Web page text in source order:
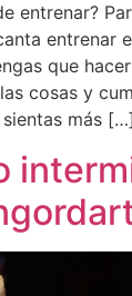
entrenar?
entrenar
que
cosas y
más